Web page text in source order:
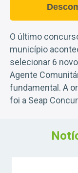
O último
município
selecionar 6
Agente
fundamental. A
foi a Seap